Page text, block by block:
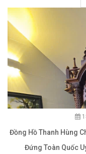
Đồng Hồ Thanh Hùng
Đứng Toàn Quốc